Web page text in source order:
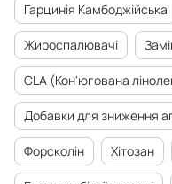
Гарцинія Камбоджійська
Жироспалювачі
CLA (Кон'югована
Добавки для зниження
Форсколін Хітозан